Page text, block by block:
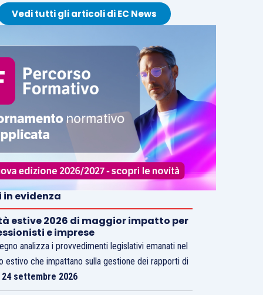
Vedi tutti gli articoli di EC News
in evidenza
estive 2026 di maggior impatto per
e imprese
analizza i provvedimenti legislativi emanati nel
estivo che impattano sulla gestione dei rapporti di
24 settembre 2026